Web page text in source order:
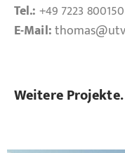
Tel.: +49 7223
E-Mail:thomas
Weitere Projekte.